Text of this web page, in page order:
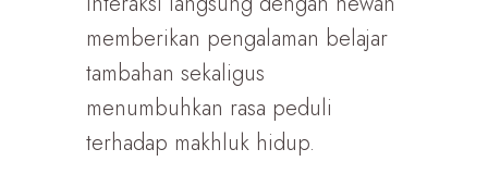
memberikan pengalaman belajar
tambahan sekaligus
menumbuhkan rasa peduli
terhadap makhluk hidup.